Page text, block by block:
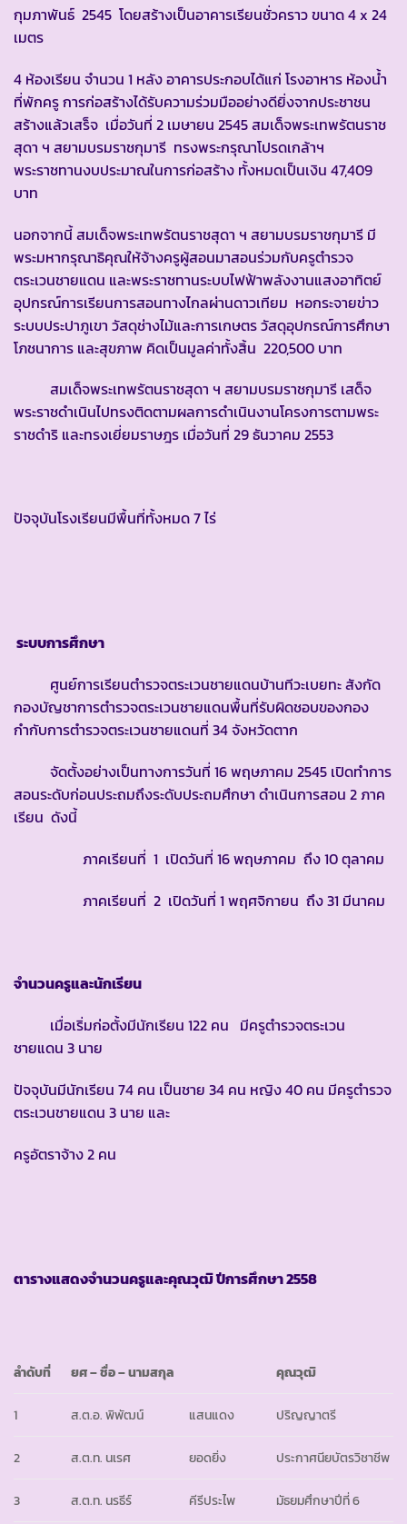
กุมภาพันธ์ 2545 โดยสร้างเป็นอาคารเรียนชั่วคราว ขนาด 4 x 24
เมตร
4 ห้องเรียน จำนวน 1 หลัง อาคารประกอบได้แก่ โรงอาหาร ห้องน้ำ
ที่พักครู การก่อสร้างได้รับความร่วมมืออย่างดียิ่งจากประชาชน
สร้างแล้วเสร็จ เมื่อวันที่ 2 เมษายน 2545 สมเด็จพระเทพรัตนราช
สุดา ฯ สยามบรมราชกุมารี ทรงพระกรุณาโปรดเกล้าฯ
พระราชทานงบประมาณในการก่อสร้าง ทั้งหมดเป็นเงิน 47,409
บาท
นอกจากนี้ สมเด็จพระเทพรัตนราชสุดา ฯ สยามบรมราชกุมารี มี
พระมหากรุณาธิคุณให้จ้างครูผู้สอนมาสอนร่วมกับครูตำรวจ
ตระเวนชายแดน และพระราชทานระบบไฟฟ้าพลังงานแสงอาทิตย์
อุปกรณ์การเรียนการสอนทางไกลผ่านดาวเทียม หอกระจายข่าว
ระบบประปาภูเขา วัสดุช่างไม้และการเกษตร วัสดุอุปกรณ์การศึกษา
โภชนาการ และสุขภาพ คิดเป็นมูลค่าทั้งสิ้น 220,500 บาท
สมเด็จพระเทพรัตนราชสุดา ฯ สยามบรมราชกุมารี เสด็จ
พระราชดำเนินไปทรงติดตามผลการดำเนินงานโครงการตามพระ
ราชดำริ และทรงเยี่ยมราษฎร เมื่อวันที่ 29 ธันวาคม 2553
ปัจจุบันโรงเรียนมีพื้นที่ทั้งหมด 7 ไร่
ระบบการศึกษา
ศูนย์การเรียนตำรวจตระเวนชายแดนบ้านทีวะเบยทะ สังกัด
กองบัญชาการตำรวจตระเวนชายแดนพื้นที่รับผิดชอบของกอง
กำกับการตำรวจตระเวนชายแดนที่ 34 จังหวัดตาก
จัดตั้งอย่างเป็นทางการวันที่ 16 พฤษภาคม 2545 เปิดทำการ
สอนระดับก่อนประถมถึงระดับประถมศึกษา ดำเนินการสอน 2 ภาค
เรียน ดังนี้
ภาคเรียนที่ 1 เปิดวันที่ 16 พฤษภาคม ถึง 10 ตุลาคม
ภาคเรียนที่ 2 เปิดวันที่ 1 พฤศจิกายน ถึง 31 มีนาคม
จำนวนครูและนักเรียน
เมื่อเริ่มก่อตั้งมีนักเรียน 122 คน มีครูตำรวจตระเวน
ชายแดน 3 นาย
ปัจจุบันมีนักเรียน 74 คน เป็นชาย 34 คน หญิง 40 คน มีครูตำรวจ
ตระเวนชายแดน 3 นาย และ
ครูอัตราจ้าง 2 คน
ตารางแสดงจำนวนครูและคุณวุฒิ ปีการศึกษา2558
ลำดับที่ ยศ– ชื่อ – นามสกุล คุณวุฒิ
1 ส.ต.อ. พิพัฒน์ แสนแดง ปริญญาตรี
2 ส.ต.ท. นเรศ ยอดยิ่ง ประกาศนียบัตรวิชาชีพ
3 ส.ต.ท. นรธีร์ คีรีประไพ มัธยมศึกษาปีที่ 6